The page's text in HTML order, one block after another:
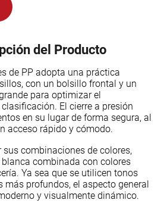
del Producto
de PP adopta una práctica
con un bolsillo frontal y un
para optimizar el
El cierre a presión
en su lugar de forma segura, al
acceso rápido y cómodo.
sus combinaciones de colores,
combinada con colores
Ya sea que se utilicen tonos
más profundos, el aspecto general
y visualmente dinámico.